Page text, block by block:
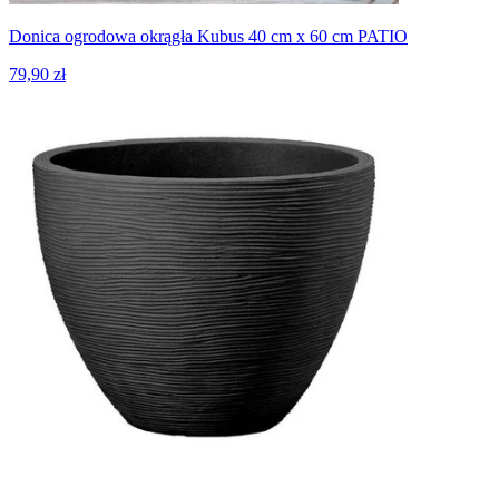
Donica ogrodowa okrągła Kubus 40 cm x 60 cm PATIO
79,90 zł